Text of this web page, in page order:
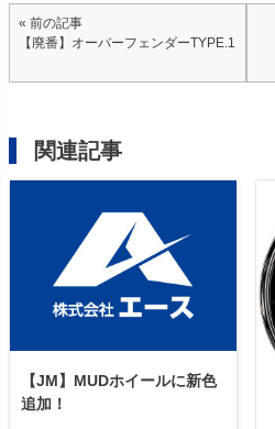
« 前の記事
【廃番】オーバーフェンダーTYPE.1
関連記事
【JM】MUDホイールに新色
追加！